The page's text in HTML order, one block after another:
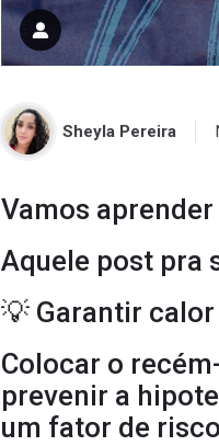
Sheyla Pereira
Vamos
Aquele post pra
💡 Garantir calor
Colocar o
prevenir a
um fator de